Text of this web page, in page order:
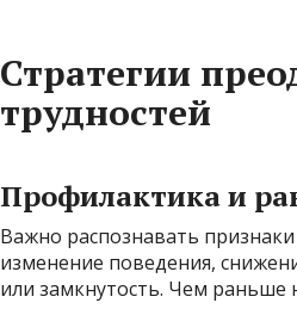
Стратегии
трудностей
Профилактика и
Важно распознавать
изменение поведения,
или замкнутость. Чем раньше